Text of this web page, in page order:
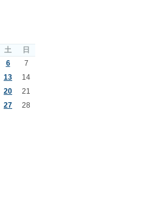
土
日
6
7
13
14
20
21
27
28